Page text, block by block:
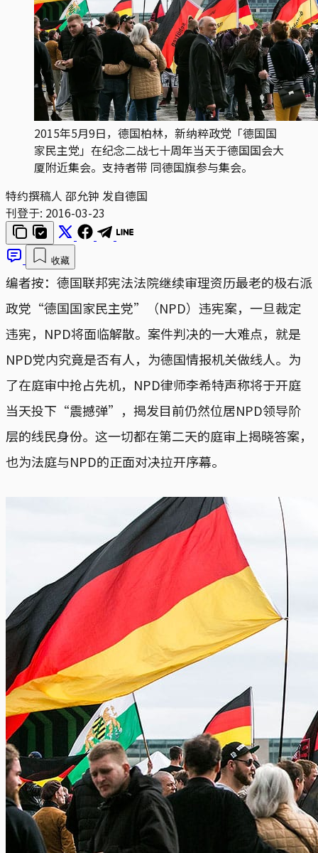
2015年5月9日，德国柏林，新纳粹政党「德国国
家民主党」在纪念二战七十周年当天于德国国会大
厦附近集会。支持者带 同德国旗参与集会。
特约撰稿人 邵允钟 发自德国
刊登于: 2016-03-23
收藏
编者按：德国联邦宪法法院继续审理资历最老的极右派
政党“德国国家民主党”（NPD）违宪案，一旦裁定
违宪，NPD将面临解散。案件判决的一大难点，就是
NPD党内究竟是否有人，为德国情报机关做线人。为
了在庭审中抢占先机，NPD律师李希特声称将于开庭
当天投下“震撼弹”，揭发目前仍然位居NPD领导阶
层的线民身份。这一切都在第二天的庭审上揭晓答案，
也为法庭与NPD的正面对决拉开序幕。